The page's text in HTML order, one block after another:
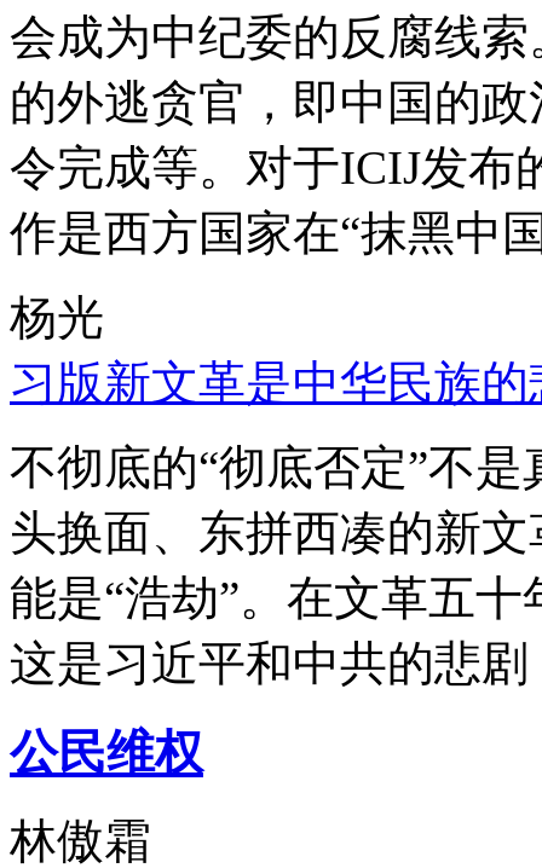
会成为中纪委的反腐线
的外逃贪官，即中国的
令完成等。对于ICIJ发布
作是西方国家在“抹黑中
杨光
习版新文革是中华民族的
不彻底的“彻底否定”不
头换面、东拼西凑的新
能是“浩劫”。在文革五
这是习近平和中共的悲
公民维权
林傲霜